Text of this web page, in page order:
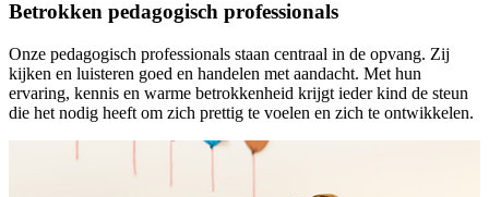
Betrokken pedagogisch professionals
Onze pedagogisch professionals staan centraal in de opvang. Zij
kijken en luisteren goed en handelen met aandacht. Met hun
ervaring, kennis en warme betrokkenheid krijgt ieder kind de steun
die het nodig heeft om zich prettig te voelen en zich te ontwikkelen.